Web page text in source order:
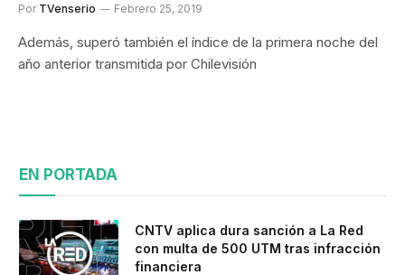
Por TVenserio Febrero 25, 2019
Además, superó también el índice de la primera noche del
año anterior transmitida por Chilevisión
EN PORTADA
CNTV aplica dura sanción a La Red
con multa de 500 UTM tras infracción
financiera